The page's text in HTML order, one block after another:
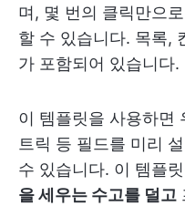
며, 몇 번의 클릭만으
할 수 있습니다. 목록,
가 포함되어 있습니다.
이 템플릿을 사용하면
트릭 등 필드를 미리
수 있습니다. 이 템플
을 세우는 수고를 덜고